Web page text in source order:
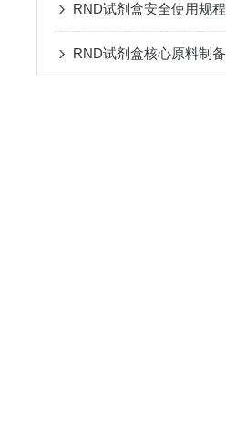
RND试剂盒安全使用规程
RND试剂盒核心原料制备